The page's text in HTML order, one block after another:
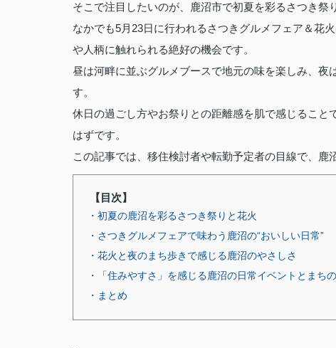
そこで注目したいのが、鹿沼市で初夏を彩るさつき祭
なかでも5月23日に行われるさつきグルメフェア＆花
や人柄に触れられる絶好の機会です。
昼は河畔に並ぶグルメブースで地元の味を楽しみ、
す。
休日の過ごし方やお祭りとの距離感を肌で感じるこ
はずです。
この記事では、移住検討者や転勤予定者の目線で、鹿
【目次】
・初夏の鹿沼を彩るさつき祭りと花火
・さつきグルメフェアで味わう鹿沼の“おいしい日常”
・花火と夜のまち歩きで感じる鹿沼のやさしさ
・「住みやすさ」を感じる鹿沼の日常イベントとまち
・まとめ